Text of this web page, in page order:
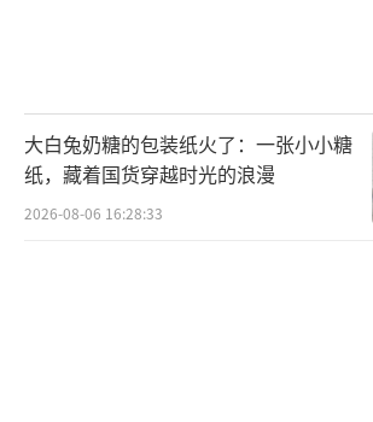
大白兔奶糖的包装纸火了：一张小小糖
纸，藏着国货穿越时光的浪漫
2026-08-06 16:28:33